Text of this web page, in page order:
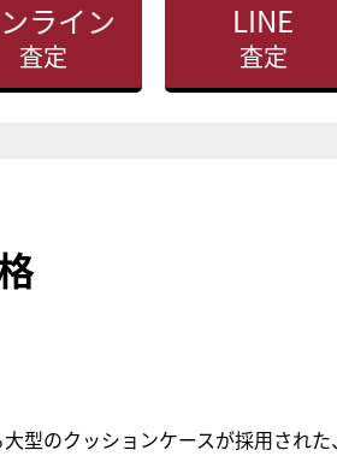
ライン
査定
LINE
査定
型のクッションケースが採用された